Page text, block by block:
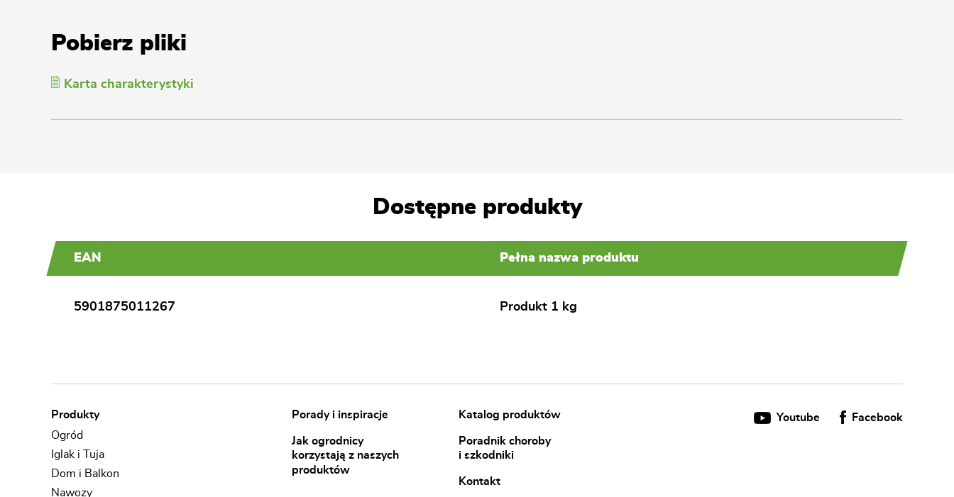
Pobierz pliki
Karta charakterystyki
Dostępne produkty
EAN Pełna nazwa produktu
5901875011267 Produkt 1 kg
Youtube Facebook
Produkty
Ogród
Iglak i Tuja
Dom i Balkon
Nawozy
Porady i inspiracje Katalog produktów
Jak ogrodnicy
korzystają z naszych
produktów
Poradnik choroby
i szkodniki
Kontakt